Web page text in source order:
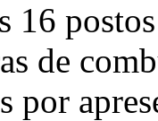
16
de
por